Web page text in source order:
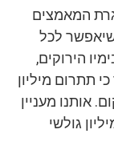
המאמצים
לכל
הירוקים,
תתרום מיליון
אותנו מעניין
צוקי חושב לעשות למען 3.5 מיליון גולשי